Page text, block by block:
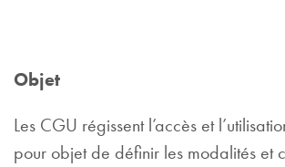
Objet
Les CGU régissent l’accès et
pour objet de définir les modalités et